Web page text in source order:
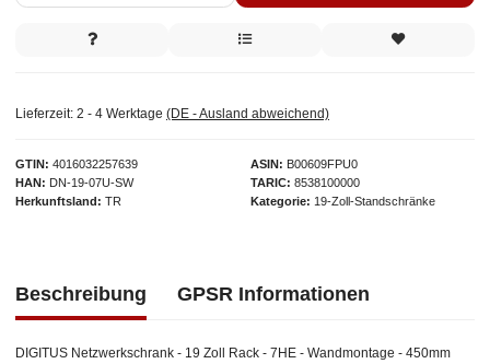
GTIN 4016032257639
HAN
DN-19-07U-SW
Herkunftsland
TR
ASIN
B00609FPU0
TARIC
8538100000
Kategorie
19-Zoll-Standschränke
Lieferzeit: 2 - 4 Werktage (DE - Ausland abweichend)
Beschreibung GPSR Informationen
DIGITUS Netzwerkschrank - 19 Zoll Rack - 7HE - Wandmontage - 450mm